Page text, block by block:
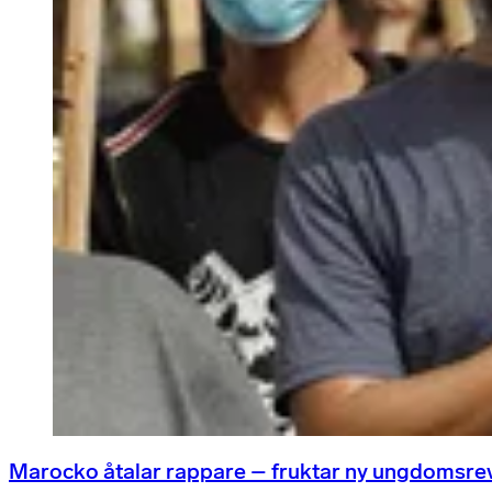
Marocko åtalar rappare – fruktar ny